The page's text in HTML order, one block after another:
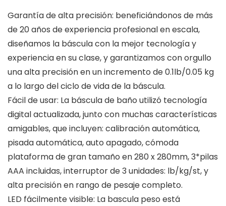
Garantía de alta precisión: beneficiándonos de más
de 20 años de experiencia profesional en escala,
diseñamos la báscula con la mejor tecnología y
experiencia en su clase, y garantizamos con orgullo
una alta precisión en un incremento de 0.1lb/0.05 kg
a lo largo del ciclo de vida de la báscula.
Fácil de usar: La báscula de baño utilizó tecnología
digital actualizada, junto con muchas características
amigables, que incluyen: calibración automática,
pisada automática, auto apagado, cómoda
plataforma de gran tamaño en 280 x 280mm, 3*pilas
AAA incluidas, interruptor de 3 unidades: lb/kg/st, y
alta precisión en rango de pesaje completo.
LED fácilmente visible: La bascula peso está